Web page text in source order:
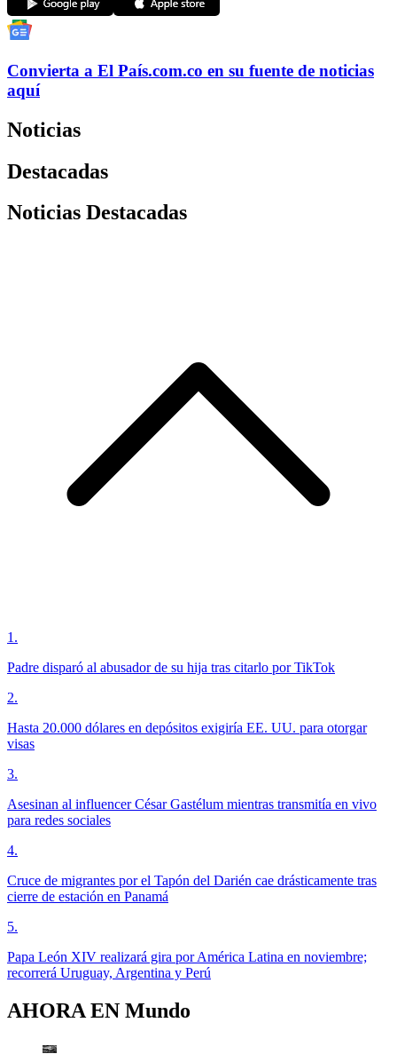
Convierta a El País.com.co en su fuente de noticias
aquí
Noticias
Destacadas
Noticias Destacadas
1 .
Padre disparó al abusador de su hija tras citarlo por TikTok
2.
Hasta 20.000 dólares en depósitos exigiría EE. UU. para otorgar
visas
3.
Asesinan al influencer César Gastélum mientras transmitía en vivo
para redes sociales
4.
Cruce de migrantes por el Tapón del Darién cae drásticamente tras
cierre de estación en Panamá
5.
Papa León XIV realizará gira por América Latina en noviembre;
recorrerá Uruguay, Argentina y Perú
AHORA EN Mundo